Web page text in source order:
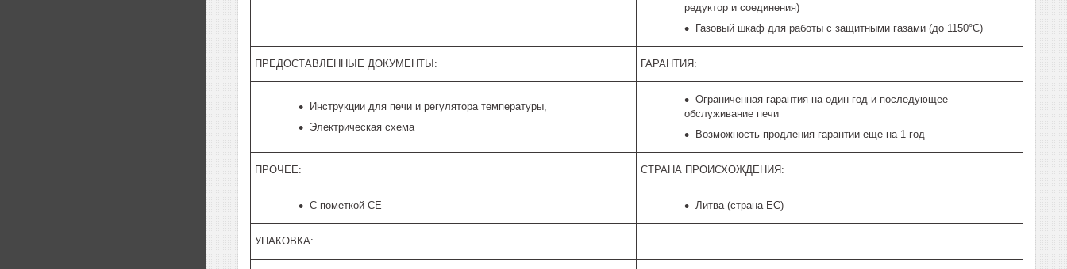
редуктор и соединения)
Газовый шкаф для работы с защитными газами (до 1150°C)
ПРЕДОСТАВЛЕННЫЕ ДОКУМЕНТЫ: ГАРАНТИЯ:
Инструкции для печи и регулятора температуры,
Электрическая схема
Ограниченная гарантия на один год и последующее
обслуживание печи
Возможность продления гарантии еще на 1 год
ПРОЧЕЕ: СТРАНА ПРОИСХОЖДЕНИЯ:
С пометкой CE Литва (страна ЕС)
УПАКОВКА: